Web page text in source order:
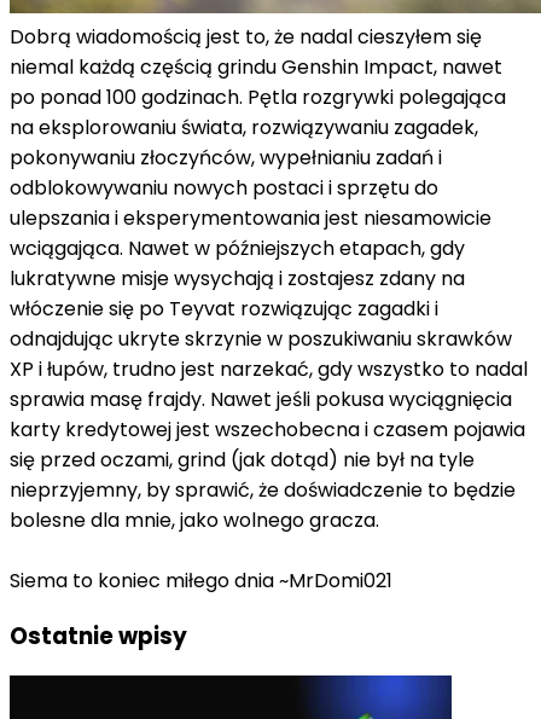
Dobrą wiadomością jest to, że nadal cieszyłem się
niemal każdą częścią grindu Genshin Impact, nawet
po ponad 100 godzinach. Pętla rozgrywki polegająca
na eksplorowaniu świata, rozwiązywaniu zagadek,
pokonywaniu złoczyńców, wypełnianiu zadań i
odblokowywaniu nowych postaci i sprzętu do
ulepszania i eksperymentowania jest niesamowicie
wciągająca. Nawet w późniejszych etapach, gdy
lukratywne misje wysychają i zostajesz zdany na
włóczenie się po Teyvat rozwiązując zagadki i
odnajdując ukryte skrzynie w poszukiwaniu skrawków
XP i łupów, trudno jest narzekać, gdy wszystko to nadal
sprawia masę frajdy. Nawet jeśli pokusa wyciągnięcia
karty kredytowej jest wszechobecna i czasem pojawia
się przed oczami, grind (jak dotąd) nie był na tyle
nieprzyjemny, by sprawić, że doświadczenie to będzie
bolesne dla mnie, jako wolnego gracza.
Siema to koniec miłego dnia ~MrDomi021
Ostatnie wpisy